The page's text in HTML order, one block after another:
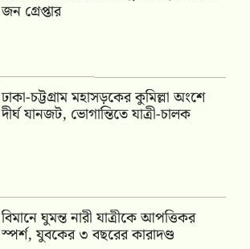
জন গ্রেপ্তার
ঢাকা-চট্টগ্রাম মহাসড়কের কুমিল্লা অংশে
দীর্ঘ যানজট, ভোগান্তিতে যাত্রী-চালক
বিমানে ঘুমন্ত নারী যাত্রীকে আপত্তিকর
স্পর্শ, যুবকের ৩ বছরের কারাদণ্ড